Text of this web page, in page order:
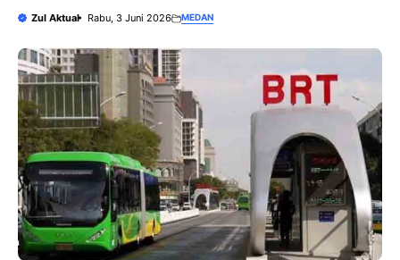
Zul Aktual Rabu, 3 Juni 2026 MEDAN